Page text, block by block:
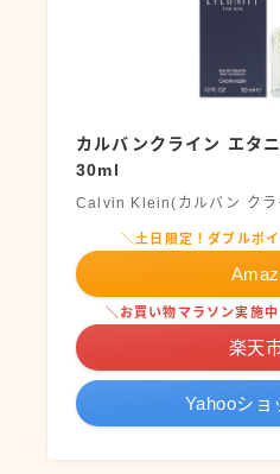
カルバンクライン エタ
30ml
Calvin Klein(カルバン クラ
＼土日限定！ダブルポ
＼お買い物マラソン実施
楽天
Yahooショ